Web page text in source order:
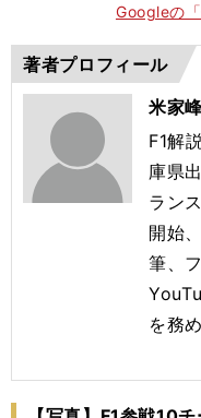
Googleの
著者プロフィール
米家
F1解
庫県
ラン
開始
筆、
を務